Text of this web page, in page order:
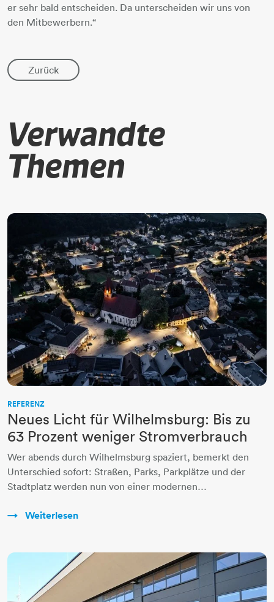
er sehr bald entscheiden. Da unterscheiden wir uns von
den Mitbewerbern.“
Zurück
Verwandte
Themen
REFERENZ
Neues Licht für Wilhelmsburg: Bis zu
63 Prozent weniger Stromverbrauch
Wer abends durch Wilhelmsburg spaziert, bemerkt den
Unterschied sofort: Straßen, Parks, Parkplätze und der
Stadtplatz werden nun von einer modernen…
Weiterlesen